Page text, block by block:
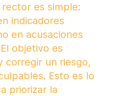
rector es simple:
indicadores
en acusaciones
objetivo es
corregir un riesgo,
Esto es lo
priorizar la